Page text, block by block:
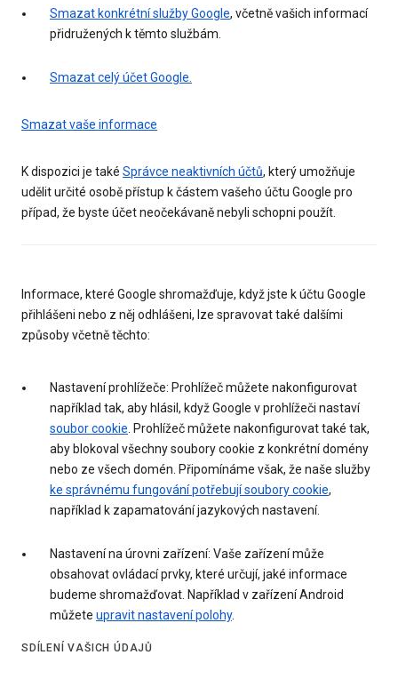
Smazat konkrétní služby Google, včetně vašich informací
přidružených k těmto službám.
Smazat celý účet Google.
Smazat vaše informace
K dispozici je také Správce neaktivních účtů, který umožňuje
udělit určité osobě přístup k částem vašeho účtu Google pro
případ, že byste účet neočekávaně nebyli schopni použít.
Informace, které Google shromažďuje, když jste k účtu Google
přihlášeni nebo z něj odhlášeni, lze spravovat také dalšími
způsoby včetně těchto:
Nastavení prohlížeče: Prohlížeč můžete nakonfigurovat
například tak, aby hlásil, když Google v prohlížeči nastaví
soubor cookie . Prohlížeč můžete nakonfigurovat také tak,
aby blokoval všechny soubory cookie z konkrétní domény
nebo ze všech domén. Připomínáme však, že naše služby
ke správnému fungování potřebují soubory cookie,
například k zapamatování jazykových nastavení.
Nastavení na úrovni zařízení: Vaše zařízení může
obsahovat ovládací prvky, které určují, jaké informace
budeme shromažďovat. Například v zařízení Android
můžete upravit nastavení polohy.
SDÍLENÍ VAŠICH ÚDAJŮ